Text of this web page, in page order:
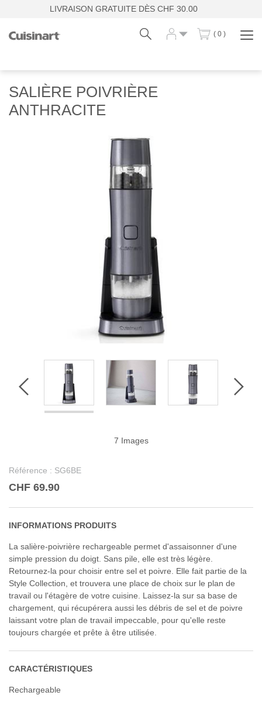
LIVRAISON GRATUITE DÈS CHF 30.00
( 0 )
SALIÈRE POIVRIÈRE
ANTHRACITE
7 Images
Référence : SG6BE
CHF 69.90
INFORMATIONS PRODUITS
La salière-poivrière rechargeable permet d'assaisonner d'une
simple pression du doigt. Sans pile, elle est très légère.
Retournez-la pour choisir entre sel et poivre. Elle fait partie de la
Style Collection, et trouvera une place de choix sur le plan de
travail ou l'étagère de votre cuisine. Laissez-la sur sa base de
chargement, qui récupérera aussi les débris de sel et de poivre
laissant votre plan de travail impeccable, pour qu'elle reste
toujours chargée et prête à être utilisée.
CARACTÉRISTIQUES
Rechargeable